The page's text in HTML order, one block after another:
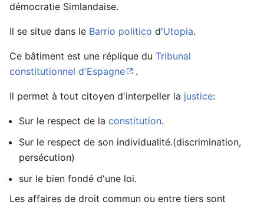
démocratie Simlandaise.
Il se situe dans le Barrio politico d'Utopia.
Ce bâtiment est une réplique du Tribunal
constitutionnel d'Espagne
.
Il permet à tout citoyen d'interpeller la justice:
Sur le respect de la constitution.
Sur le respect de son individualité.(discrimination,
persécution)
sur le bien fondé d'une loi.
Les affaires de droit commun ou entre tiers sont